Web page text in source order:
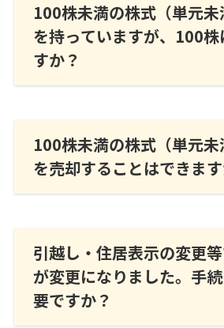
100株未満の株式（単元未
を持っていますが、100株
すか？
100株未満の株式（単元未
を売却することはできます
引越し・住居表示の変更
が変更になりました。手
要ですか？